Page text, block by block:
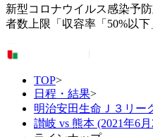
新型コロナウイルス感染予
者数上限「収容率「50%以
TOP>
日程・結果>
明治安田生命Ｊ３リー
讃岐 vs 熊本 (2021年6